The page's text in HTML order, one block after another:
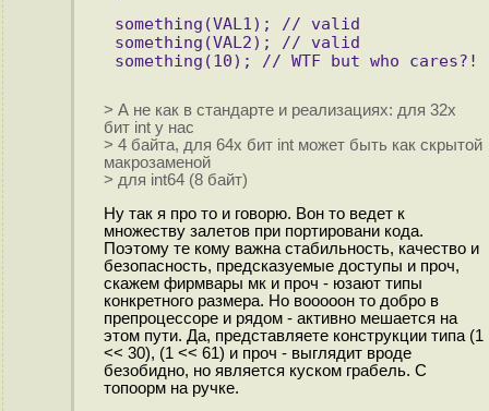
something(VAL1); // valid
something(VAL2); // valid
something(10); // WTF but who cares?!
> А не как в стандарте и реализациях: для 32х
бит int у нас
> 4 байта, для 64х бит int может быть как скрытой
макрозаменой
> для int64 (8 байт)
Ну так я про то и говорю. Вон то ведет к
множеству залетов при портировани кода.
Поэтому те кому важна стабильность, качество и
безопасность, предсказуемые доступы и проч,
скажем фирмвары мк и проч - юзают типы
конкретного размера. Но вооооон то добро в
препроцессоре и рядом - активно мешается на
этом пути. Да, представляете конструкции типа (1
<< 30), (1 << 61) и проч - выглядит вроде
безобидно, но является куском грабель. С
топоорм на ручке.